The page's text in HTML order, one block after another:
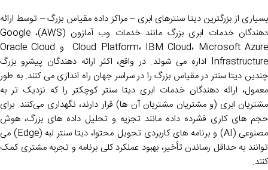
بسیاری از بزرگترین دیتا سنترهای ابری – مراکز داده مقیاس بزرگ – توسط ارائه
دهندگان خدمات ابری بزرگ مانند خدمات وب آمازون (AWS)، Google
Cloud Platform، IBM Cloud، Microsoft Azure و Oracle Cloud
Infrastructure اداره می شوند. در واقع، اکثر ارائه دهندگان پیشرو بزرگ
چندین دیتا سنتر در مقیاس بزرگ را در سراسر جهان راه اندازی می کنند. به طور
معمول، ارائه دهندگان خدمات ابری دیتا سنتر کوچکتر را که نزدیک ‌تر به
مشتریان ابری (و مشتریان مشتریان آن ها) قرار دارند، نگهداری می‌کنند. برای
حجم های کاری فشرده داده مانند تجزیه و تحلیل داده های بزرگ، هوش
مصنوعی (AI) و برنامه های کاربردی تحویل محتوا، دیتا سنتر لبه (Edge) می
توانند به حداقل رساندن تأخیر، بهبود عملکرد کلی برنامه و تجربه مشتری کمک
کنند.